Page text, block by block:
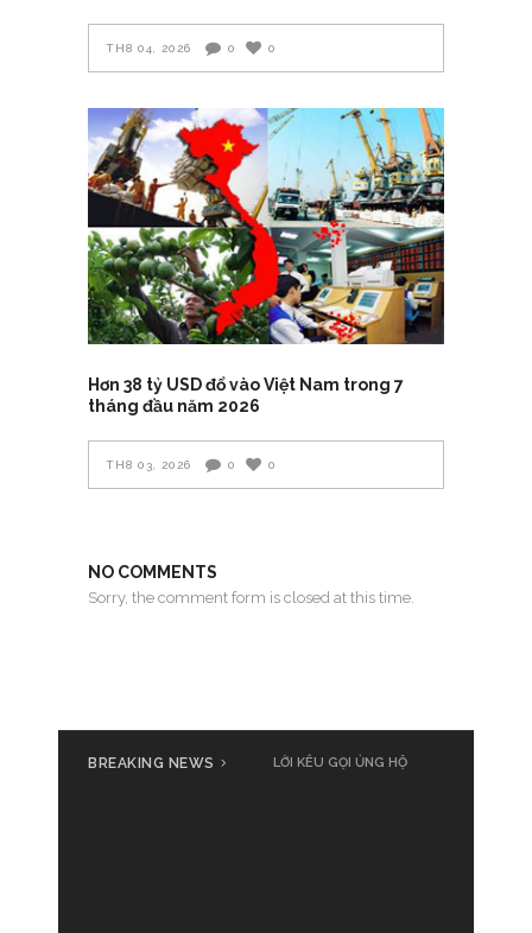
TH8 04, 2026 0 0
Hơn 38 tỷ USD đổ vào Việt Nam trong 7
tháng đầu năm 2026
TH8 03, 2026 0 0
NO COMMENTS
Sorry, the comment form is closed at this time.
BREAKING NEWS LỜI KÊU GỌI ỦNG HỘ